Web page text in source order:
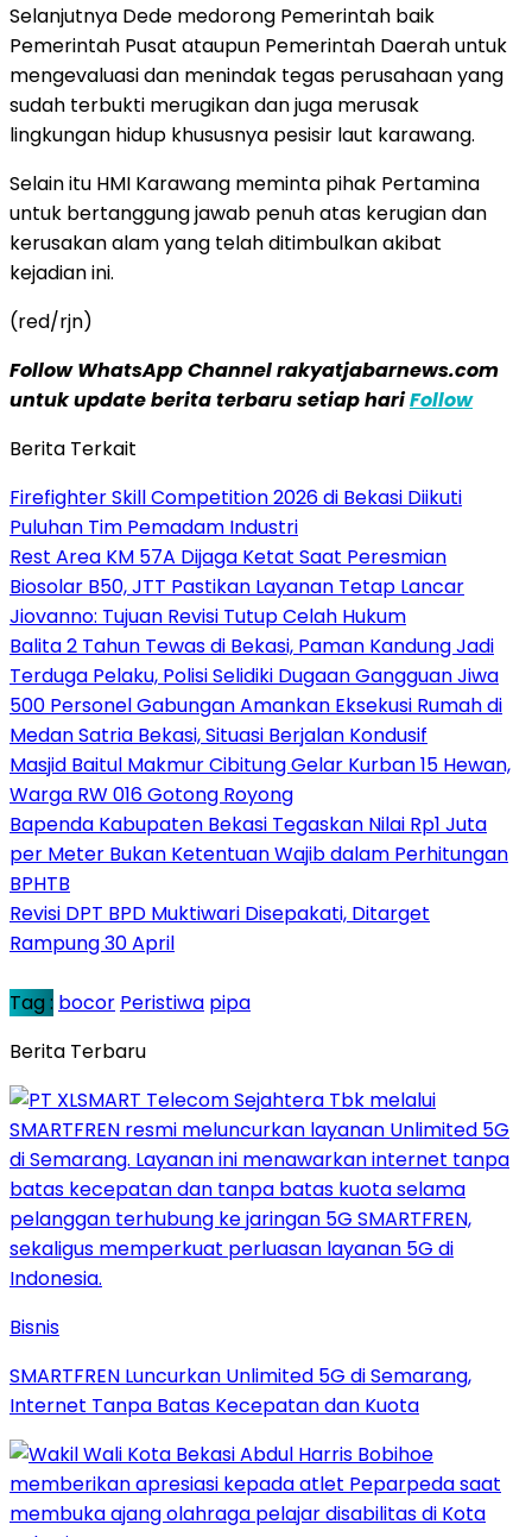
Selanjutnya Dede medorong Pemerintah baik
Pemerintah Pusat ataupun Pemerintah Daerah untuk
mengevaluasi dan menindak tegas perusahaan yang
sudah terbukti merugikan dan juga merusak
lingkungan hidup khususnya pesisir laut karawang.
Selain itu HMI Karawang meminta pihak Pertamina
untuk bertanggung jawab penuh atas kerugian dan
kerusakan alam yang telah ditimbulkan akibat
kejadian ini.
(red/rjn)
Follow WhatsApp Channel rakyatjabarnews.com
untuk update berita terbaru setiap hariFollow
Berita Terkait
Firefighter Skill Competition 2026 di Bekasi Diikuti
Puluhan Tim Pemadam Industri
Rest Area KM 57A Dijaga Ketat Saat Peresmian
Biosolar B50, JTT Pastikan Layanan Tetap Lancar
Jiovanno: Tujuan Revisi Tutup Celah Hukum
Balita 2 Tahun Tewas di Bekasi, Paman Kandung Jadi
Terduga Pelaku, Polisi Selidiki Dugaan Gangguan Jiwa
500 Personel Gabungan Amankan Eksekusi Rumah di
Medan Satria Bekasi, Situasi Berjalan Kondusif
Masjid Baitul Makmur Cibitung Gelar Kurban 15 Hewan,
Warga RW 016 Gotong Royong
Bapenda Kabupaten Bekasi Tegaskan Nilai Rp1 Juta
per Meter Bukan Ketentuan Wajib dalam Perhitungan
BPHTB
Revisi DPT BPD Muktiwari Disepakati, Ditarget
Rampung 30 April
Tag : bocor Peristiwa pipa
Berita Terbaru
Bisnis
SMARTFREN Luncurkan Unlimited 5G di Semarang,
Internet Tanpa Batas Kecepatan dan Kuota